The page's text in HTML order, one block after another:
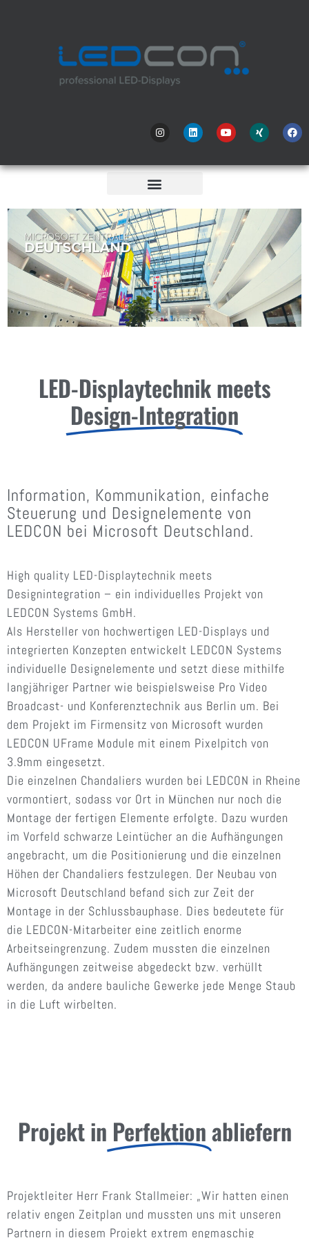
LED-Displaytechnik meets
Design-Integration
Information, Kommunikation, einfache
Steuerung und Designelemente von
LEDCON bei Microsoft Deutschland.
High quality LED-Displaytechnik meets
Designintegration – ein individuelles Projekt von
LEDCON Systems GmbH.
Als Hersteller von hochwertigen LED-Displays und
integrierten Konzepten entwickelt LEDCON Systems
individuelle Designelemente und setzt diese mithilfe
langjähriger Partner wie beispielsweise Pro Video
Broadcast- und Konferenztechnik aus Berlin um. Bei
dem Projekt im Firmensitz von Microsoft wurden
LEDCON UFrame Module mit einem Pixelpitch von
3.9mm eingesetzt.
Die einzelnen Chandaliers wurden bei LEDCON in Rheine
vormontiert, sodass vor Ort in München nur noch die
Montage der fertigen Elemente erfolgte. Dazu wurden
im Vorfeld schwarze Leintücher an die Aufhängungen
angebracht, um die Positionierung und die einzelnen
Höhen der Chandaliers festzulegen. Der Neubau von
Microsoft Deutschland befand sich zur Zeit der
Montage in der Schlussbauphase. Dies bedeutete für
die LEDCON-Mitarbeiter eine zeitlich enorme
Arbeitseingrenzung. Zudem mussten die einzelnen
Aufhängungen zeitweise abgedeckt bzw. verhüllt
werden, da andere bauliche Gewerke jede Menge Staub
in die Luft wirbelten.
Projekt in Perfektionabliefern
Projektleiter Herr Frank Stallmeier: „Wir hatten einen
relativ engen Zeitplan und mussten uns mit unseren
Partnern in diesem Projekt extrem engmaschig